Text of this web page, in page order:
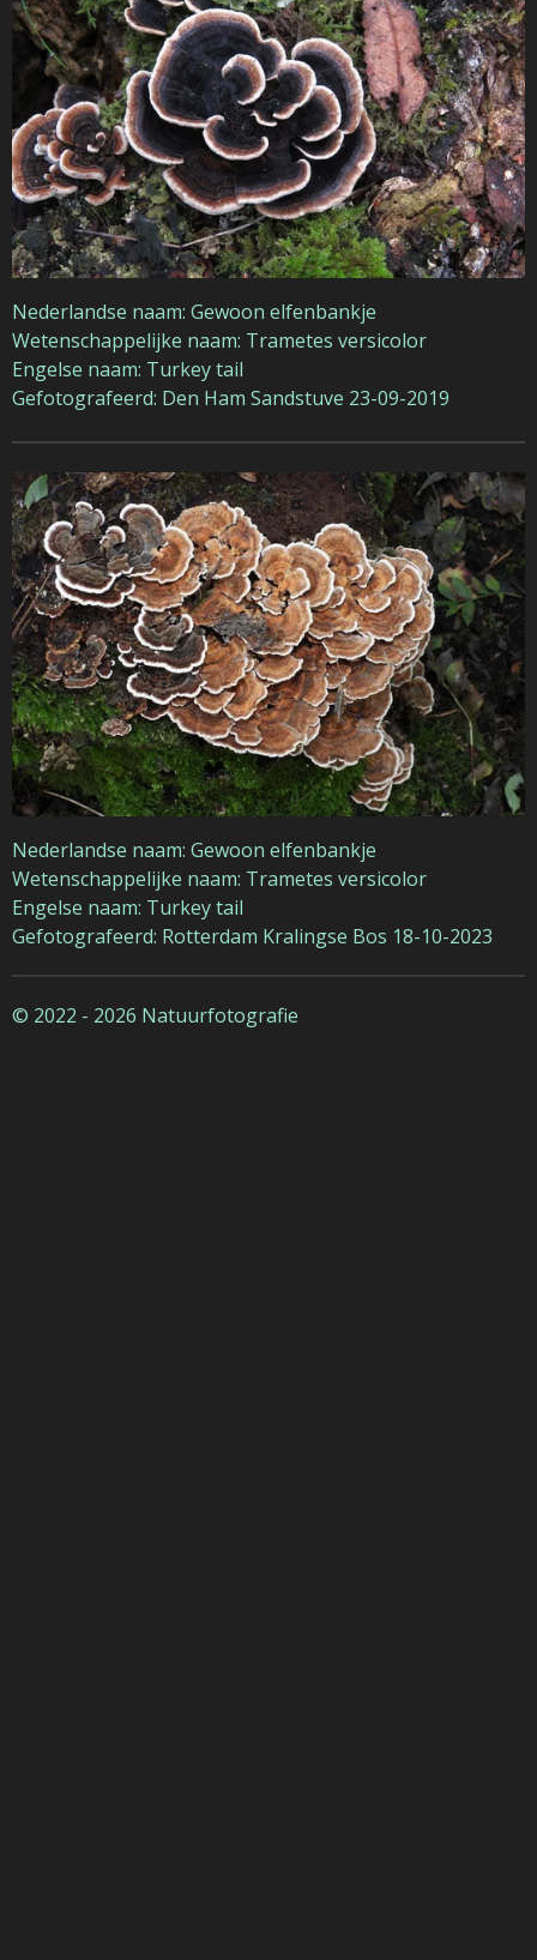
Nederlandse naam: Gewoon elfenbankje
Wetenschappelijke naam: Trametes versicolor
Engelse naam: Turkey tail
Gefotografeerd: Den Ham Sandstuve 23-09-2019
Nederlandse naam: Gewoon elfenbankje
Wetenschappelijke naam: Trametes versicolor
Engelse naam: Turkey tail
Gefotografeerd: Rotterdam Kralingse Bos 18-10-2023
© 2022 - 2026 Natuurfotografie